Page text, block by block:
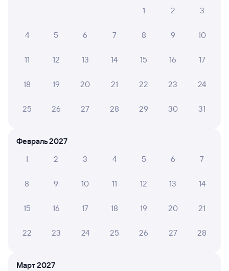
по этому направлению
Мы отображаем актуальные отзывы и не удаляем
05 августа 2026 • Поезд 001Э «Россия»
05 августа 2026 • Поезд 001Э «Россия»
ЛИАНА Т.
Приятное и впечатление и поездка. Спасибо большое
1
2 3
4 5 6 7 8 9 10
11 12 13 14 15 16 17
18 19 20 21 22 23 24
25 26 27 28 29 30 31
Февраль 2027
1
2 3 4 5 6 7
8 9 10 11 12 13 14
15 16 17 18 19 20 21
22 23 24 25 26 27 28
Март 2027